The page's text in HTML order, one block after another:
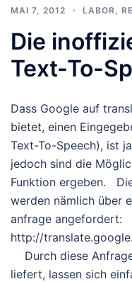
MAI 7, 2012 LABOR
Die
Text-To-
Dass Google auf
bietet, einen
Text-To-Speech), ist
jedoch sind die
Funktion ergeben.
werden nämlich über
anfrage angefordert:
http://
Durch diese
liefert, lassen sich